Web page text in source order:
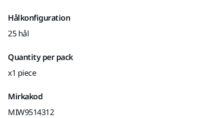
Hålkonfiguration
25 hål
Quantity per pack
x1 piece
Mirkakod
MIW9514312